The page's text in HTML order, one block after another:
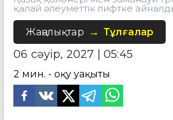
қалай әлеуметтік лифтке
Жаңалықтар Тұлғалар
06 сәуір, 2027 | 05:45
2 мин. - оқу уақыты